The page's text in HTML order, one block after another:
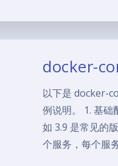
docker-
以下是 docker-
例说明。 1. 基
如 3.9 是常见的
个服务，每个服